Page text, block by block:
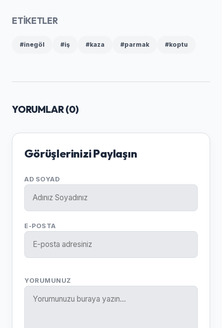
ETİKETLER
#inegöl #iş #kaza #parmak #koptu
YORUMLAR (0)
Görüşlerinizi Paylaşın
AD SOYAD
E-POSTA
YORUMUNUZ